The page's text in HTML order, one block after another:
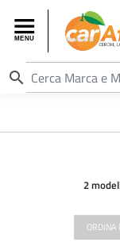
search
2
ORDINA